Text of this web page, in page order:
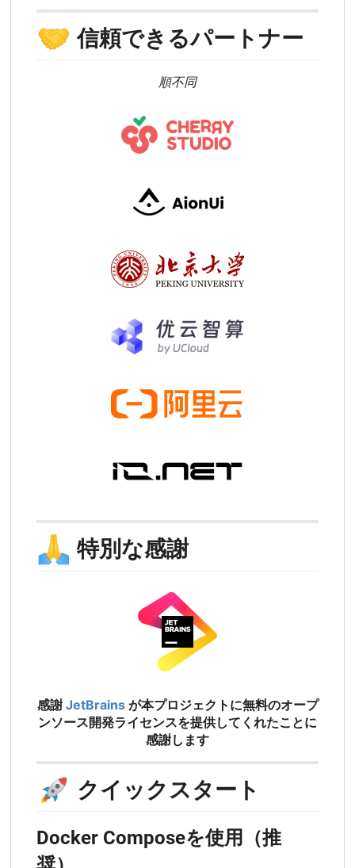
🤝 信頼できるパートナー
順不同
🙏 特別な感謝
感謝 JetBrainsが本プロジェクトに無料のオープ
ンソース開発ライセンスを提供してくれたことに
感謝します
🚀 クイックスタート
Docker Composeを使用（推